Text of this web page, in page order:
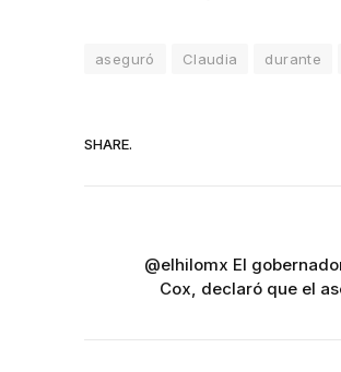
aseguró Claudia durante
SHARE.
@elhilomx El
Cox, declaró que el